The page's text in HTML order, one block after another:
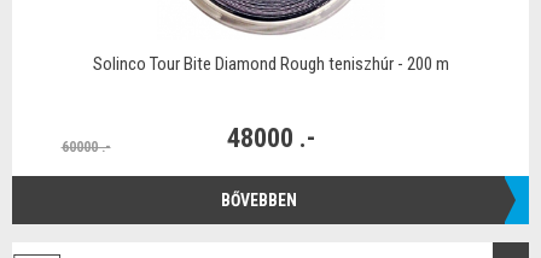
Solinco Tour Bite Diamond Rough teniszhúr - 200 m
60000 .- 48000 .-
BŐVEBBEN